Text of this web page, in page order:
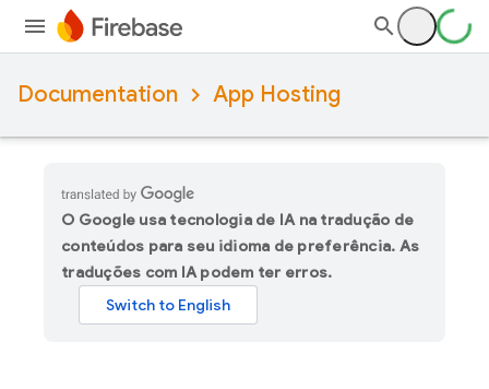
Documentation App Hosting
O Google usa tecnologia de IA na tradução de
conteúdos para seu idioma de preferência. As
traduções com IA podem ter erros.